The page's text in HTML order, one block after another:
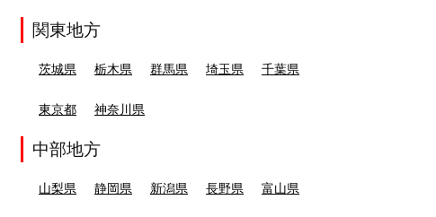
関東地方
茨城県 栃木県 群馬県 埼玉県 千葉県
東京都 神奈川県
中部地方
山梨県 静岡県 新潟県 長野県 富山県